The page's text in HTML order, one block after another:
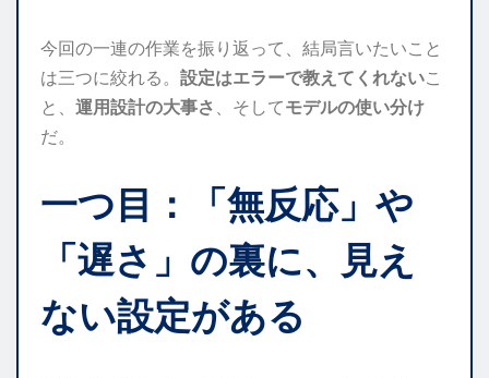
今回の一連の作業を振り返って、結局言いたいこと
は三つに絞れる。 設定はエラーで教えてくれないこ
と、 運用設計の大事さ、そしてモデルの使い分け
だ。
一つ目：「無反応」や
「遅さ」の裏に、見え
ない設定がある